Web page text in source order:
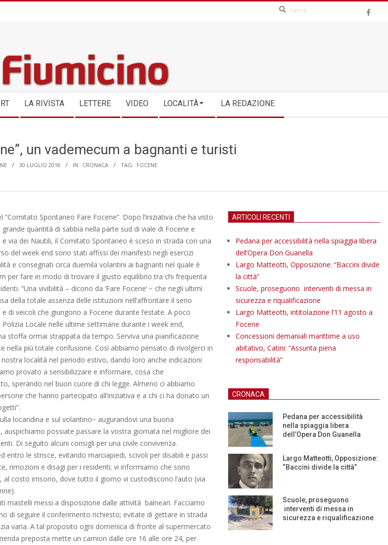
LA RIVISTA LETTERE VIDEO LOCALITÀ LA REDAZIONE
un vademecum a bagnanti e turisti
30 LUGLIO 2018 IN: CRONACA TAG: FOCENE
“Comitato Spontaneo Fare Focene”. Dopo l’iniziativa che ha visto
quantità di sabbia nella parte sud di viale di Focene e
e via dei Nautili, il Comitato Spontaneo è sceso in strada con una
del week end sono stati affissi dei manifesti negli esercizi
e consegnati circa duemila volantini ai bagnanti nel quale è
per fare in modo di trovare il giusto equilibrio tra chi frequenta
“Una vivibilità – dicono da ‘Fare Focene’ − che negli ultimi
della totale assenza delle istituzioni nell’affrontare il serio
di veicoli che giungono a Focene durante l’estate. A poco
Locale nelle ultime settimane durante i week end,
stoffa ormai strappata da tempo. Serviva una pianificazione
nella più totale confusione. Così abbiamo pensato di rivolgerci in
località nel periodo estivo, dando loro anche indicazioni
provato a sensibilizzare e informare, cosa che
sperando nel buon cuore di chi legge. Almeno ci abbiamo
che hanno partecipato all’iniziativa e a chi ci ha donato un
locandina e sul volantino− augurandovi una buona
auspichiamo possiate passare la vostra giornata nel migliore dei
Di seguito alcuni consigli per una civile convivenza.
entro le strisce, evitando marciapiedi, scivoli per disabili e passi
rimozioni e disagi per i residenti; vi informiamo che sono
costo irrisorio, dove tutto il giorno vi custodiscono l’auto (via
mastelli messi a disposizione dalle attività balneari. Facciamo
di seguire il conferimento richiesto; evitate di gettare in strada
varia. A tal proposito ogni domenica di fronte al supermercato
preposta mette un camion dalle ore 16 alle ore 24, per
ARTICOLI RECENTI
Pedana per accessibilità nella spiaggia libera
dell’Opera Don Guanella
Largo Matteotti, Opposizione: “Baccini divide
la città”
Scuole, proseguono interventi di messa in
sicurezza e riqualificazione
Largo Matteotti, intitolazione l’11 agosto a
Focene
Concessioni demaniali marittime a uso
abitativo, Catini: “Assunta piena
responsabilità”
CRONACA
Pedana per accessibilità
nella spiaggia libera
dell’Opera Don Guanella
Largo Matteotti, Opposizione:
“Baccini divide la città”
Scuole, proseguono
interventi di messa in
sicurezza e riqualificazione